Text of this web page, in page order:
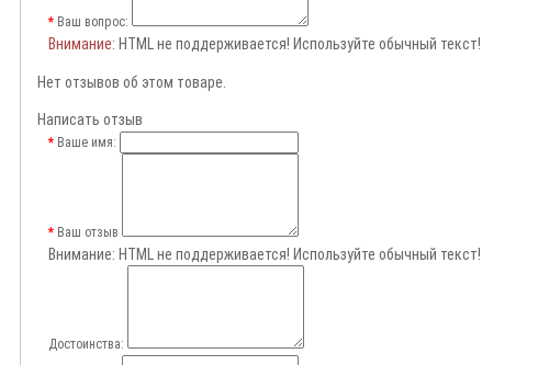
Ваш вопрос:
Внимание: HTML не поддерживается! Используйте обычный текст!
Нет отзывов об этом товаре.
Написать отзыв
Ваше имя:
Ваш отзыв
Внимание: HTML не поддерживается! Используйте обычный текст!
Достоинства: